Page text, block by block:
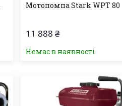
Мотопомпа Stark WPT 80
11 888 ₴
Немає в наявності